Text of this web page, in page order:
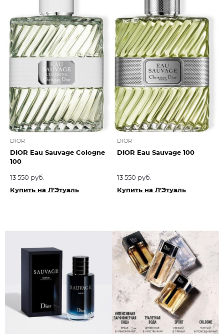
DIOR
DIOR Eau Sauvage Cologne
100
13 550 руб.
Купить на Л'Этуаль
DIOR
DIOR Eau Sauvage 100
13 550 руб.
Купить на Л'Этуаль